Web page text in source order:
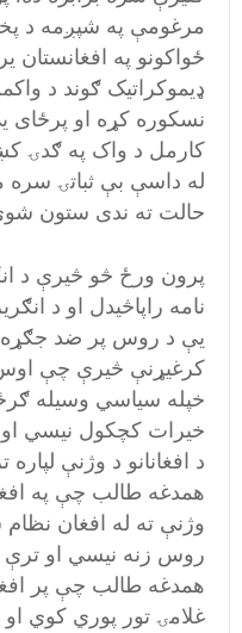
مرغومې په شپږمه د
ځواکونو په افغانستان
ډیموکراتیک ګوند د
نسکوره کړه او پرځای
کارمل د واک په ګدۍ
له داسې بې ثباتۍ سره
حالت ته ندی ستون
پرون ورځ څو څيرې د
نامه راپاڅيدل او د
يې د روس پر ضد جګړه
کرغيړنې څيرې چې
خپله سياسي وسيله
خيرات کچکول نيسي
د افغانانو د وژنې
همدغه طالب چې په
وژنې ته له افغان
روس زنه نيسي او ترې
همدغه طالب چې پر
غلامۍ تور پوري کوي